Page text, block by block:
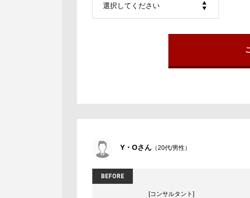
Y・Oさん （20代/男性）
BEFORE
[コンサルタント]